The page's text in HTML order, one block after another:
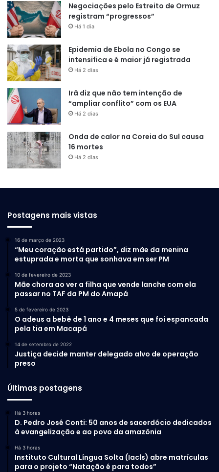
Negociações pelo Estreito de Ormuz
registram “progressos”
Há 1 dia
Epidemia de Ebola no Congo se
intensifica e é maior já registrada
Há 2 dias
Irã diz que não tem intenção de
“ampliar conflito” com os EUA
Há 2 dias
Onda de calor na Coreia do Sul causa
16 mortes
Há 2 dias
Postagens mais vistas
16 de março de 2023
“Meu coração está partido”, diz mãe da menina
estuprada e morta que sonhava em ser PM
10 de fevereiro de 2023
Mãe chora ao ver a filha que vende lanche com ela
passar no TAF da PM do Amapá
5 de fevereiro de 2023
O adeus a bebê de 1 ano e 4 meses que foi espancada
pela tia em Macapá
14 de setembro de 2022
Justiça decide manter delegado alvo de operação
preso
Últimas postagens
Há 3 horas
D. Pedro José Conti: 50 anos de sacerdócio dedicados
à evangelização e ao povo da amazônia
Há 3 horas
Instituto Cultural Língua Solta (Iacls) abre matrículas
para o projeto “Natação é para todos”